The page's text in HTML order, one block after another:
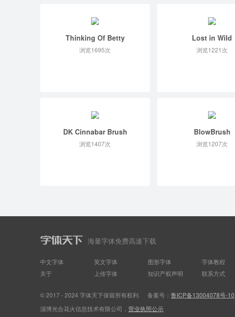
Thinking Of Betty
浏览1695次
Lost in Wild
浏览1221次
DK Cinnabar Brush
浏览1407次
BlowBrush
浏览1207次
海量字体免费高速下载
中文字体 英文字体 图形字体 字体教程
关于
上传字体 知识产权声明 联系方式
© 2017 - 2024 字体天下保留所有权利. 备案号： 鲁ICP备13004078号-10
淄博光合花火信息技术有限公司， 营业执照公示